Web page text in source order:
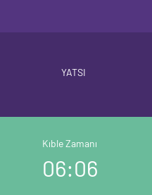
YATSI
Kıble Zamanı
06:06